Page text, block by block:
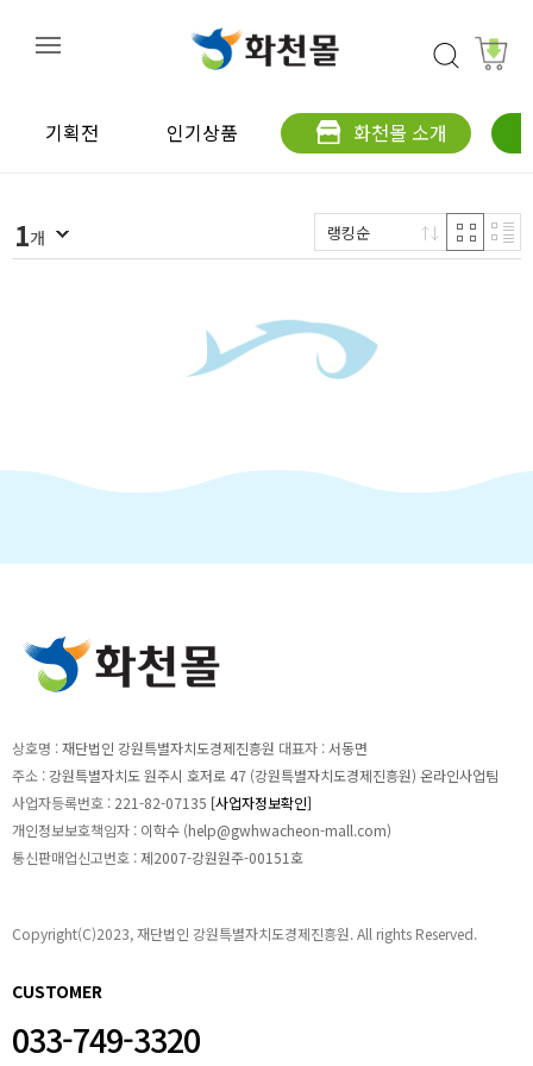
기획전 인기상품 화천몰 소개
1개 랭킹순
상호명 :재단법인 강원특별자치도경제진흥원 대표자 :서동면
주소 :강원특별자치도 원주시 호저로 47 (강원특별자치도경제진흥원) 온라인사업팀
사업자등록번호 : 221-82-07135 [사업자정보확인]
개인정보보호책임자 : 이학수 (help@gwhwacheon-mall.com)
통신판매업신고번호 :제2007-강원원주-00151호
Copyright(C)2023, 재단법인 강원특별자치도경제진흥원. All rights Reserved.
CUSTOMER
033-749-3320